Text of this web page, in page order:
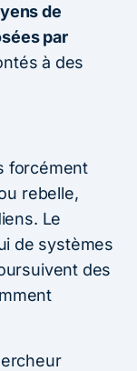
de
par
à des
forcément
rebelle,
Le
de systèmes
des